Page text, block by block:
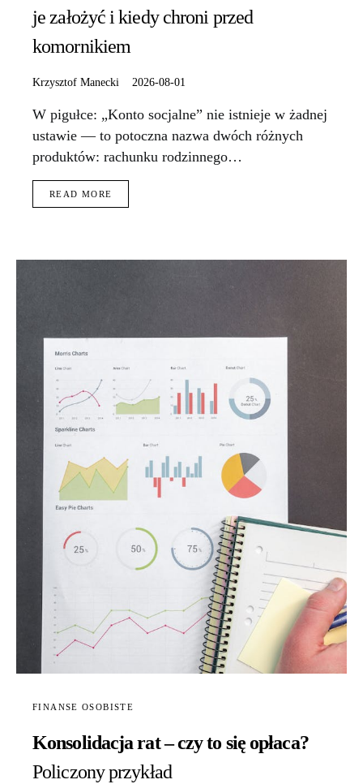
je założyć i kiedy chroni przed
komornikiem
Krzysztof Manecki 2026-08-01
W pigułce: „Konto socjalne” nie istnieje w żadnej
ustawie — to potoczna nazwa dwóch różnych
produktów: rachunku rodzinnego…
READ MORE
FINANSE OSOBISTE
Konsolidacja rat – czy to się opłaca?
Policzony przykład